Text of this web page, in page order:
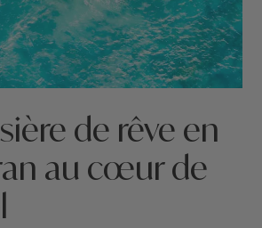
de rêve en
au cœur de